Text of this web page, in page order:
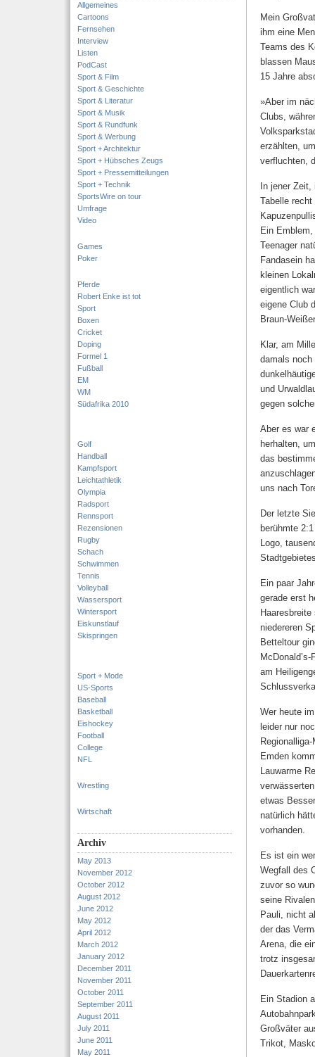
Allgemeines
Cartoons
Fernsehen
Interview
Listen
PodCast
Sport & Film
Sport & Geschichte
Sport & Literatur
Sport & Musik
Sport & Rundfunk
Sport & Werbung
Sport + Architektur
Sport + Hübsches Zeugs
Sport + Pressemitteilungen
Sport + Technik
SportsWire on tour
Umfrage
Video
Games
Poker
Pferde
Robert Enke ist tot
Sport
Boxen
Cricket
Doping
Formel 1
Fußball
EM
WM
Südafrika 2010
Golf
Handball
Kampfsport
Leichtathletik
Olympia
Radsport
Rennsport
Rezensionen
Rugby
Schach
Schwimmen
Tennis
Volleyball
Wassersport
Wintersport
Eiskunstlauf
Skispringen
Sport + Mode
US-Sports
Baseball
Basketball
Eishockey
Football
College
NFL
Wrestling
Wirtschaft
Archiv
May 2013
November 2012
October 2012
August 2012
June 2012
May 2012
April 2012
March 2012
January 2012
December 2011
November 2011
October 2011
September 2011
August 2011
July 2011
June 2011
May 2011
Mein
ihm eine
Teams des
blassen
15 Jahre
»Aber im
Clubs,
erzählten,
verfluchten,
In jener
Tabelle
Ein
Teenager
Fandasein
kleinen
eigentlich
eigene Club
Braun-
Klar, am
damals
und
gegen
Aber es war
herhalten,
das
uns nach
Der letzte
berühmte
Logo,
Ein paar
gerade erst
niedereren
Betteltour
am
Wer heute
leider nur
Emden
Lauwarme
etwas
natürlich
vorhanden.
Es ist ein
Wegfall des
zuvor so
seine
Pauli, nicht
der das
Arena, die
trotz
Ein Stadion
Großväter
Trikot,